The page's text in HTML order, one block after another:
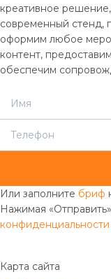
креативное
современный стенд,
оформим любое
контент,
обеспечим
Или заполните бриф
Нажимая
конфиденциальности
Карта сайта